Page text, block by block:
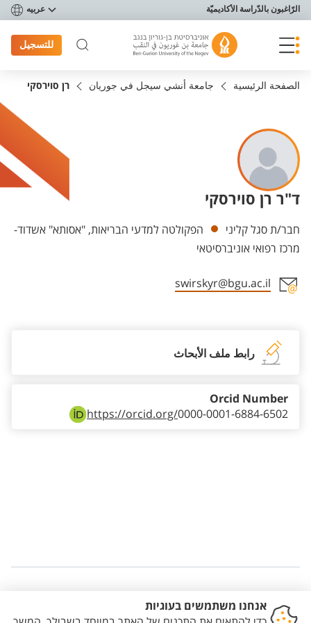
תפריט נגישות
الرّاغبون بالدّراسة الأكاديميّة عربيه
للتسجيل
الصفحة الرئيسية جامعة أنشي سيجل في جوريان רן סוירסקי
ד"ר רן סוירסקי
Departments
חבר/ת סגל קליני
הפקולטה למדעי הבריאות, "אסותא" אשדוד-
מרכז רפואי אוניברסיטאי
swirskyr@bgu.ac.il
رابط ملف الأبحاث
https://orcid.org/0000-0001-6884-6502
Orcid Number